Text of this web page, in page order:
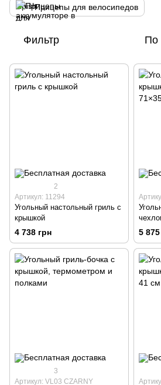
Прицепы для велосипедов
Фильтр По
2
Артикул: 11294
Угольный настольный гриль с
крышкой
4 738 грн 5
3
Артикул: VL03 CZARNY